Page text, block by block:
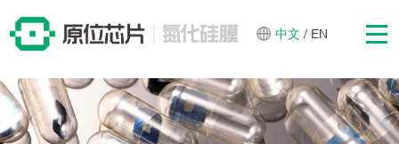
中文 / EN